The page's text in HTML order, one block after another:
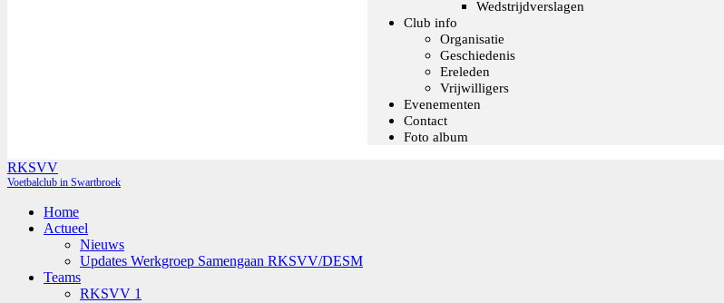
Wedstrijdverslagen
Club info
Organisatie
Geschiedenis
Ereleden
Vrijwilligers
Evenementen
Contact
Foto album
RKSVV
Voetbalclub in Swartbroek
Home
Actueel
Nieuws
Updates Werkgroep Samengaan RKSVV/DESM
Teams
RKSVV 1